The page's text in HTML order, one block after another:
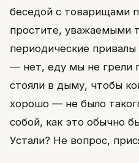
беседой с товарищами
простите, уважаемыми
периодические
— нет, еду мы не грели
стояли в дыму, чтобы
хорошо — не было
собой, как это обычно
Устали? Не вопрос,